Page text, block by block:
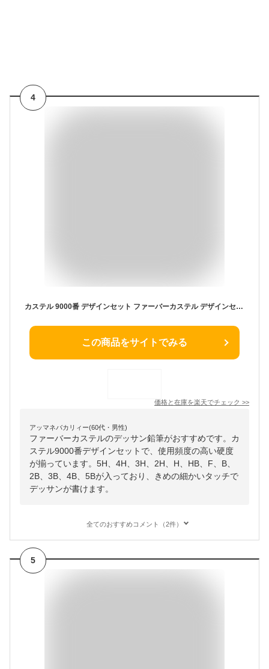
4
カステル 9000番 デザインセット ファーバーカステル デザインセット 119064 えんぴつ 2b 鉛筆 2b 2b鉛筆 鉛筆2b デッサン デッサン鉛筆 ファーバー カステル faber castell
この商品をサイトでみる
価格と在庫を楽天でチェック >>
アッマネバカリィー(60代・男性)
ファーバーカステルのデッサン鉛筆がおすすめです。カ
ステル9000番デザインセットで、使用頻度の高い硬度
が揃っています。5H、4H、3H、2H、H、HB、F、B、
2B、3B、4B、5Bが入っており、きめの細かいタッチで
デッサンが書けます。
全てのおすすめコメント（2件）
5